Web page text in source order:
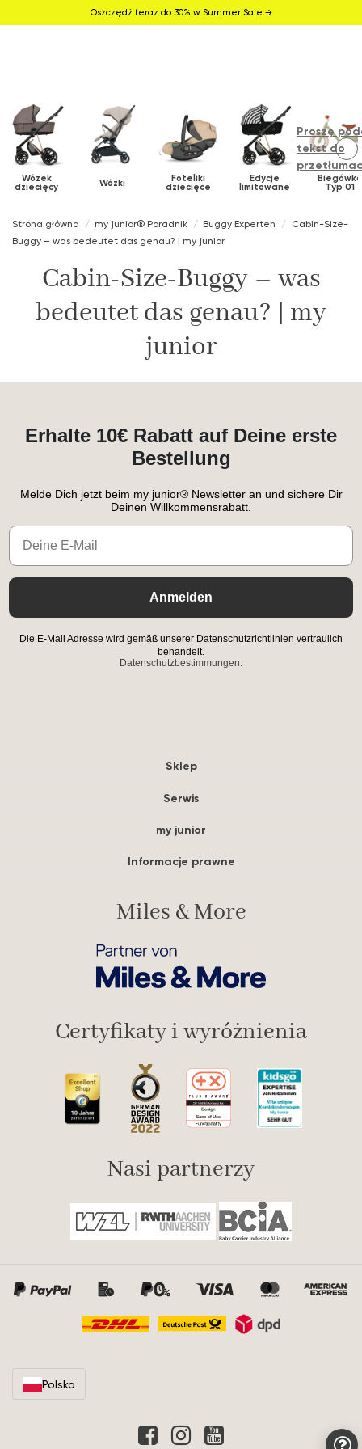
Oszczędź teraz do 30% w Summer Sale →
Wózek
dziecięcy Wózki Foteliki
dziecięce
Edycje
limitowane
Biegówka
Typ 01
Proszę
tekst do
Strona główna my junior® Poradnik Buggy Experten
Cabin-Size-
Buggy – was bedeutet das genau? | my junior
Cabin-Size-Buggy – was
bedeutet das genau? | my
junior
Erhalte 10€ Rabatt auf Deine erste
Bestellung
Melde Dich jetzt beim my junior® Newsletter an und sichere Dir
Deinen Willkommensrabatt.
Email
Anmelden
Die E-Mail Adresse wird gemäß unserer Datenschutzrichtlinien vertraulich
behandelt.
Datenschutzbestimmungen.
Sklep
Serwis
my junior
Informacje prawne
Miles & More
Certyfikaty i wyróżnienia
Nasi partnerzy
Polska